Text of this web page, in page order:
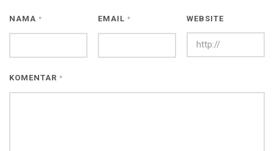
NAMA * EMAIL * WEBSITE
KOMENTAR *